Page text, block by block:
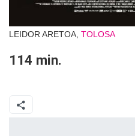
LEIDOR ARETOA, TOLOSA
114 min.